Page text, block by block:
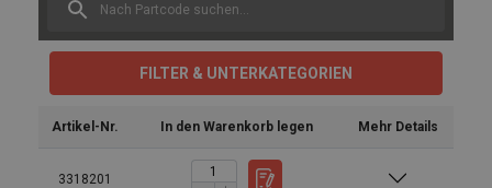
FILTER & UNTERKATEGORIEN
Artikel-Nr. In den Warenkorb legen Mehr Details
3318201